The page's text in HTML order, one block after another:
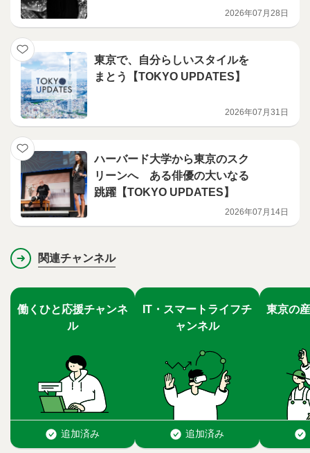
2026年07月28日
東京で、自分らしいスタイルを
まとう【TOKYO UPDATES】
2026年07月31日
ハーバード大学から東京のスク
リーンへ ある俳優の大いなる
跳躍【TOKYO UPDATES】
2026年07月14日
関連チャンネル